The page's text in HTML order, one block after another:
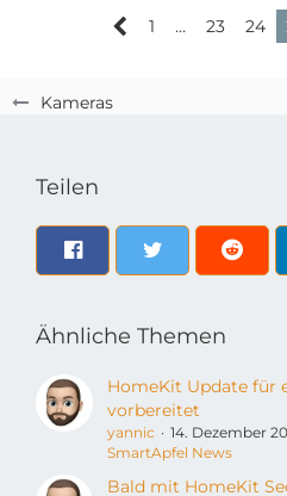
Kameras
1 … 23 24
Teilen
Ähnliche Themen
HomeKit Update für
vorbereitet
yannic
14. Dezember
SmartApfel News
Bald mit HomeKit